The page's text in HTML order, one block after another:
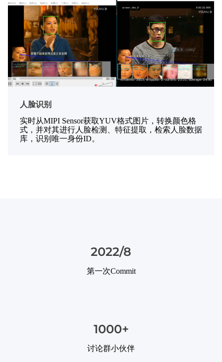
人脸识别
实时从MIPI Sensor获取YUV格式图片，转换颜色格
式，并对其进行人脸检测、特征提取，检索人脸数据
库，识别唯一身份ID。
2022/8
第一次Commit
1000+
讨论群小伙伴